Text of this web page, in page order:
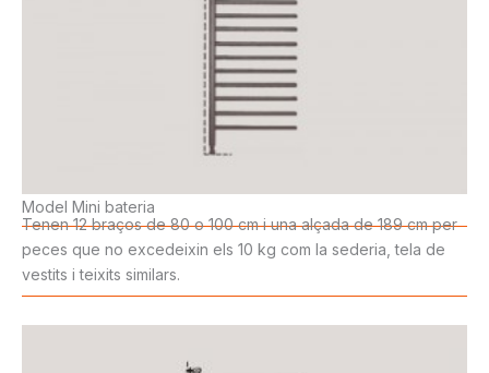
Model Mini bateria
Tenen 12 braços de 80 o 100 cm i una alçada de 189 cm per
peces que no excedeixin els 10 kg com la sederia, tela de
vestits i teixits similars.